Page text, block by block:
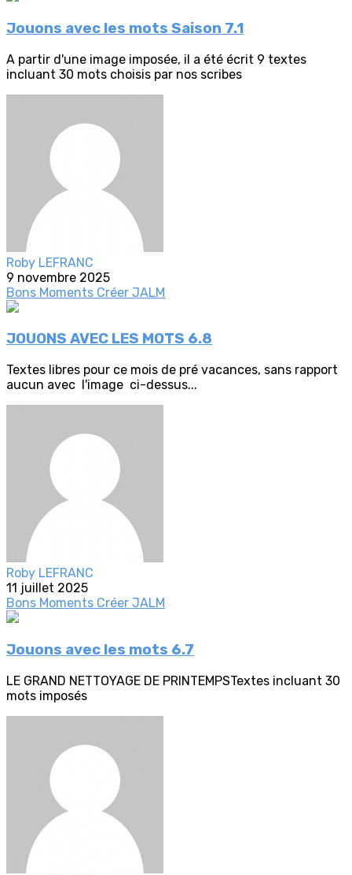
Jouons avec les mots Saison 7.1
A partir d'une image imposée, il a été écrit 9 textes
incluant 30 mots choisis par nos scribes
Roby LEFRANC
9 novembre 2025
Bons Moments Créer JALM
JOUONS AVEC LES MOTS 6.8
Textes libres pour ce mois de pré vacances, sans rapport
aucun avec l'image ci-dessus...
Roby LEFRANC
11 juillet 2025
Bons Moments Créer JALM
Jouons avec les mots 6.7
LE GRAND NETTOYAGE DE PRINTEMPSTextes incluant 30
mots imposés